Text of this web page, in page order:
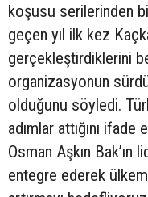
koşusu serilerinden
geçen yıl ilk kez
gerçekleştirdiklerini
organizasyonun
olduğunu söyledi.
adımlar attığını ifade
Osman Aşkın
entegre ederek